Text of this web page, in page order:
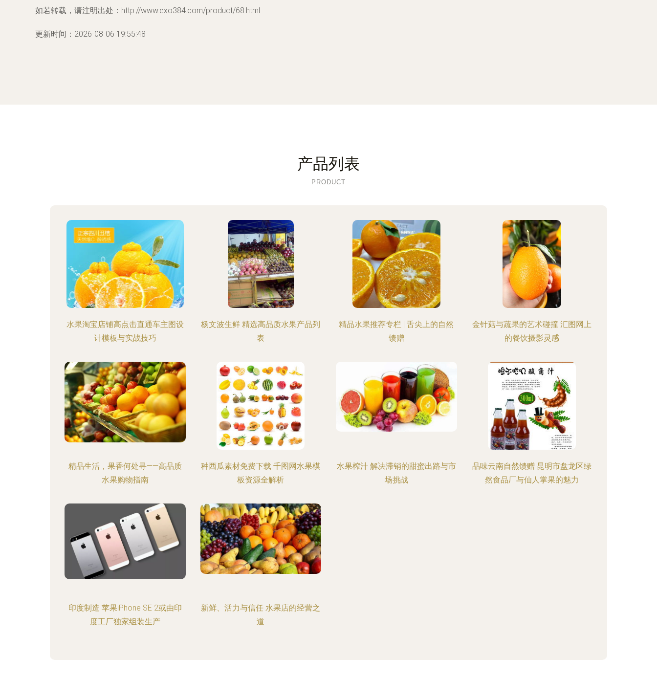
如若转载，请注明出处：http://www.exo384.com/product/68.html
更新时间：2026-08-06 19:55:48
产品列表
PRODUCT
水果淘宝店铺高点击直通车主图设
计模板与实战技巧
杨文波生鲜 精选高品质水果产品列
表
精品水果推荐专栏 | 舌尖上的自然
馈赠
金针菇与蔬果的艺术碰撞 汇图网上
的餐饮摄影灵感
精品生活，果香何处寻——高品质
水果购物指南
种西瓜素材免费下载 千图网水果模
板资源全解析
水果榨汁 解决滞销的甜蜜出路与市
场挑战
品味云南自然馈赠 昆明市盘龙区绿
然食品厂与仙人掌果的魅力
印度制造 苹果iPhone SE 2或由印
度工厂独家组装生产
新鲜、活力与信任 水果店的经营之
道